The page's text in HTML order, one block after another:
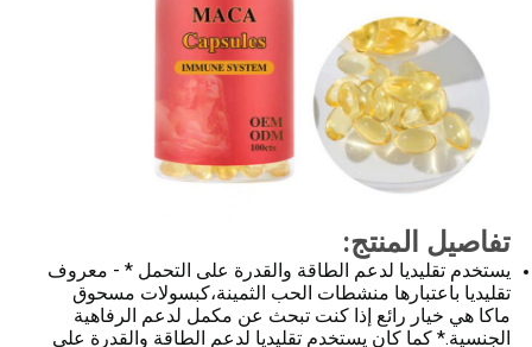
تفاصيل المنتج:
يستخدم تقليديا لدعم الطاقة والقدرة على التحمل * - معروف
تقليديا باعتبارها منشطات الحب الثمينة،كبسولات مسحوق
ماكا هي خيار رائع إذا كنت تبحث عن مكمل لدعم الرفاهية
الجنسية.* كما كان يستخدم تقليديا لدعم الطاقة والقدرة على